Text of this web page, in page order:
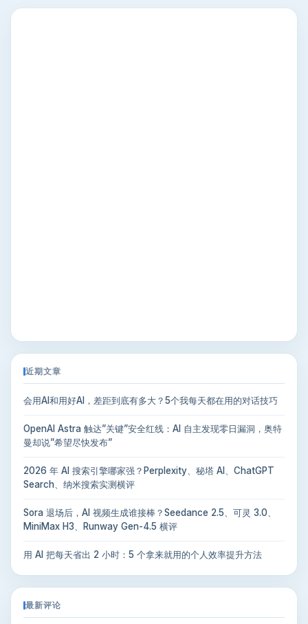
近期文章
会用AI和用好AI，差距到底有多大？5个我每天都在用的对话技巧
OpenAI Astra 触达”关键”安全红线：AI 自主发现零日漏洞，奥特
曼却说”希望尽快发布”
2026 年 AI 搜索引擎哪家强？Perplexity、秘塔 AI、ChatGPT
Search、纳米搜索实测横评
Sora 退场后，AI 视频生成谁接棒？Seedance 2.5、可灵 3.0、
MiniMax H3、Runway Gen-4.5 横评
用 AI 把每天省出 2 小时：5 个拿来就用的个人效率提升方法
最新评论